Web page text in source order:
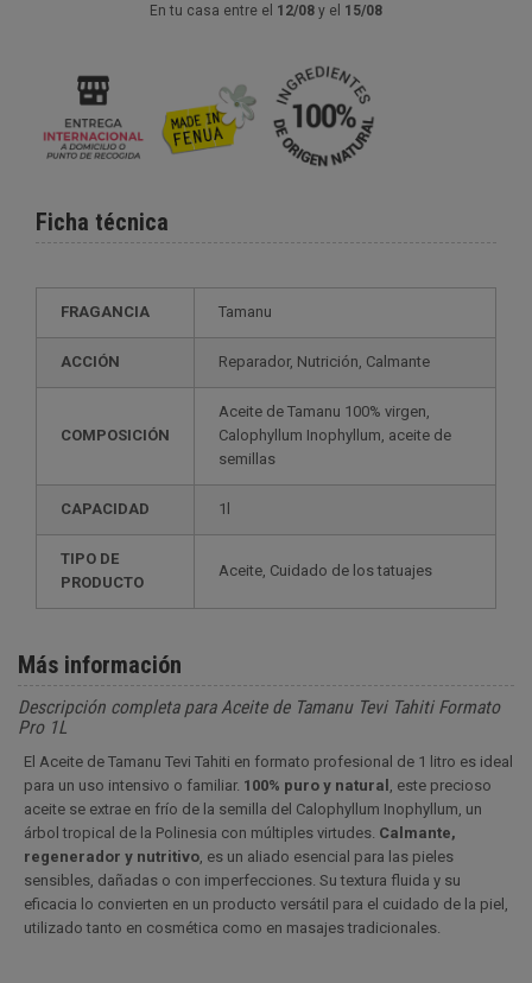
En tu casa entre el 12/08 y el 15/08
Ficha técnica
FRAGANCIA Tamanu
ACCIÓN Reparador, Nutrición, Calmante
COMPOSICIÓN
Aceite de Tamanu 100% virgen,
Calophyllum Inophyllum, aceite de
semillas
CAPACIDAD 1l
TIPO DE
PRODUCTO
Aceite, Cuidado de los tatuajes
Más información
Descripción completa para Aceite de Tamanu Tevi Tahiti Formato
Pro 1L
El Aceite de Tamanu Tevi Tahiti en formato profesional de 1 litro es ideal
para un uso intensivo o familiar. 100% puro y natural
, este precioso
aceite se extrae en frío de la semilla del Calophyllum Inophyllum, un
árbol tropical de la Polinesia con múltiples virtudes. Calmante,
regenerador y nutritivo , es un aliado esencial para las pieles
sensibles, dañadas o con imperfecciones. Su textura fluida y su
eficacia lo convierten en un producto versátil para el cuidado de la piel,
utilizado tanto en cosmética como en masajes tradicionales.